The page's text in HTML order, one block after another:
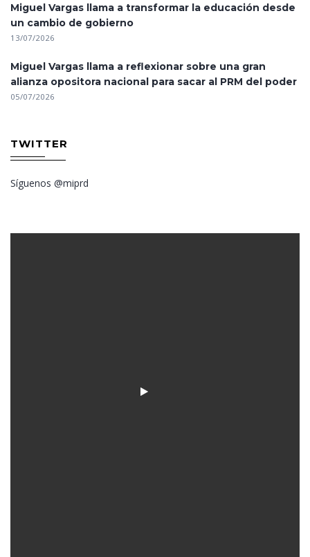
Miguel Vargas llama a transformar la educación desde
un cambio de gobierno
13/07/2026
Miguel Vargas llama a reflexionar sobre una gran
alianza opositora nacional para sacar al PRM del poder
05/07/2026
TWITTER
Síguenos @miprd